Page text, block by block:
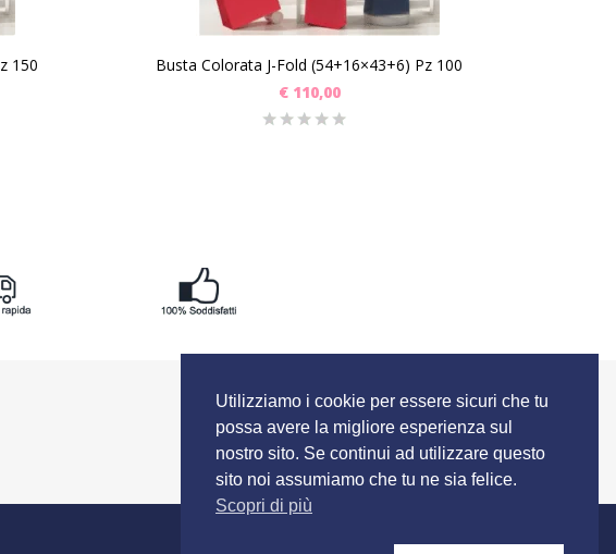
150
Busta Colorata J-Fold (54+16×43+6) Pz 100
€110,00
Utilizziamo i cookie per essere sicuri che tu
possa avere la migliore esperienza sul
nostro sito. Se continui ad utilizzare questo
sito noi assumiamo che tu ne sia felice.
Scopri di più